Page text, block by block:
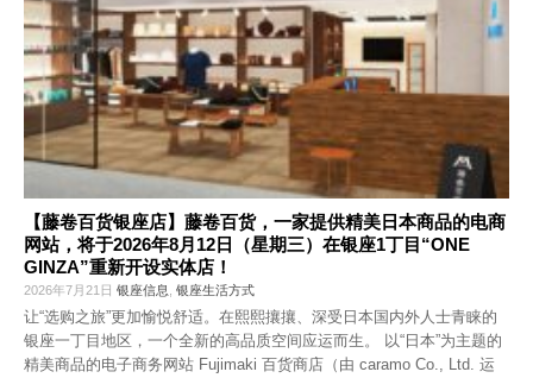
【藤卷百货银座店】藤卷百货，一家提供精美日本商品的电商
网站，将于2026年8月12日（星期三）在银座1丁目“ONE
GINZA”重新开设实体店！
2026年7月21日 银座信息 银座生活方式
让“选购之旅”更加愉悦舒适。在熙熙攘攘、深受日本国内外人士青睐的
银座一丁目地区，一个全新的高品质空间应运而生。 以“日本”为主题的
精美商品的电子商务网站 Fujimaki 百货商店（由 caramo Co., Ltd. 运